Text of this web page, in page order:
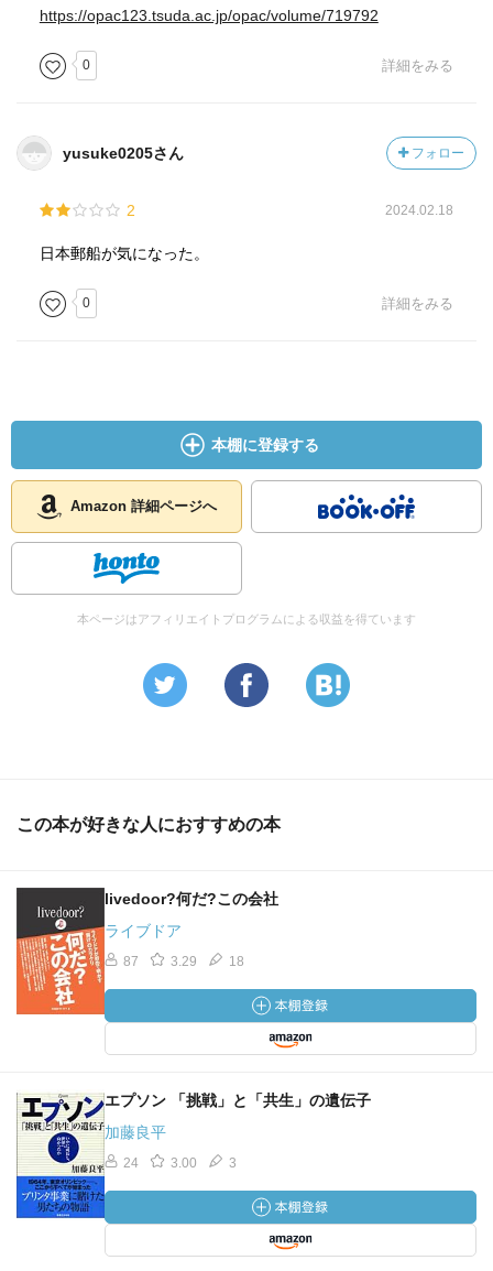
https://opac123.tsuda.ac.jp/opac/volume/719792
0 詳細をみる
yusuke0205さん フォロー
2 2024.02.18
日本郵船が気になった。
0 詳細をみる
本棚に登録する
Amazon 詳細ページへ
本ページはアフィリエイトプログラムによる収益を得ています
この本が好きな人におすすめの本
livedoor?何だ?この会社
ライブドア
87 3.29 18
エプソン 「挑戦」と「共生」の遺伝子
加藤良平
24 3.00 3